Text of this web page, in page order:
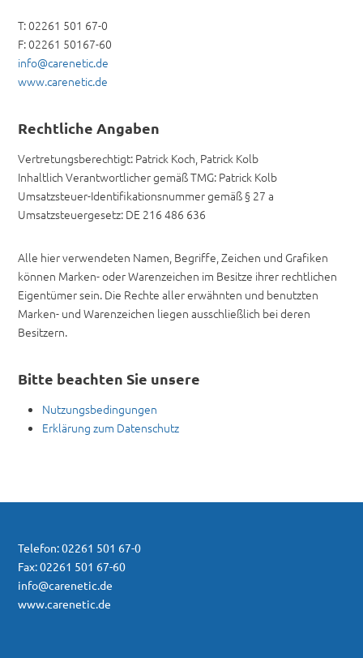
T: 02261 501 67-0
F: 02261 50167-60
info@carenetic.de
www.carenetic.de
Rechtliche Angaben
Vertretungsberechtigt: Patrick Koch, Patrick Kolb
Inhaltlich Verantwortlicher gemäß TMG: Patrick Kolb
Umsatzsteuer-Identifikationsnummer gemäß § 27 a
Umsatzsteuergesetz: DE 216 486 636
Alle hier verwendeten Namen, Begriffe, Zeichen und Grafiken
können Marken- oder Warenzeichen im Besitze ihrer rechtlichen
Eigentümer sein. Die Rechte aller erwähnten und benutzten
Marken- und Warenzeichen liegen ausschließlich bei deren
Besitzern.
Bitte beachten Sie unsere
Nutzungsbedingungen
Erklärung zum Datenschutz
Telefon: 02261 501 67-0
Fax: 02261 501 67-60
info@carenetic.de
www.carenetic.de